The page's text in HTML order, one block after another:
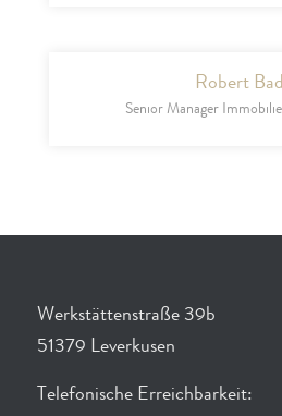
Robert
Senior Manager
Werkstättenstraße 39b
51379 Leverkusen
Telefonische Erreichbarkeit: